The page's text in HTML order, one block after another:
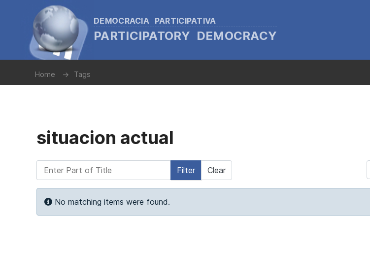
DEMOCRACIA PARTICIPATIVA
PARTICIPATORY DEMOCRACY
Home Tags
situacion actual
Enter Part of Title Filter Clear
Info
No matching items were found.